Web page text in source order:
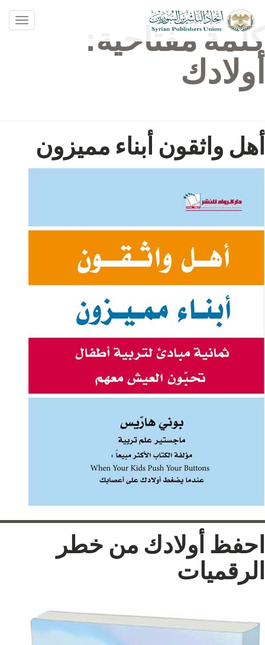
كلمة مفتاحية:
أولادك
أهل واثقون أبناء مميزون
احفظ أولادك من خطر
الرقميات